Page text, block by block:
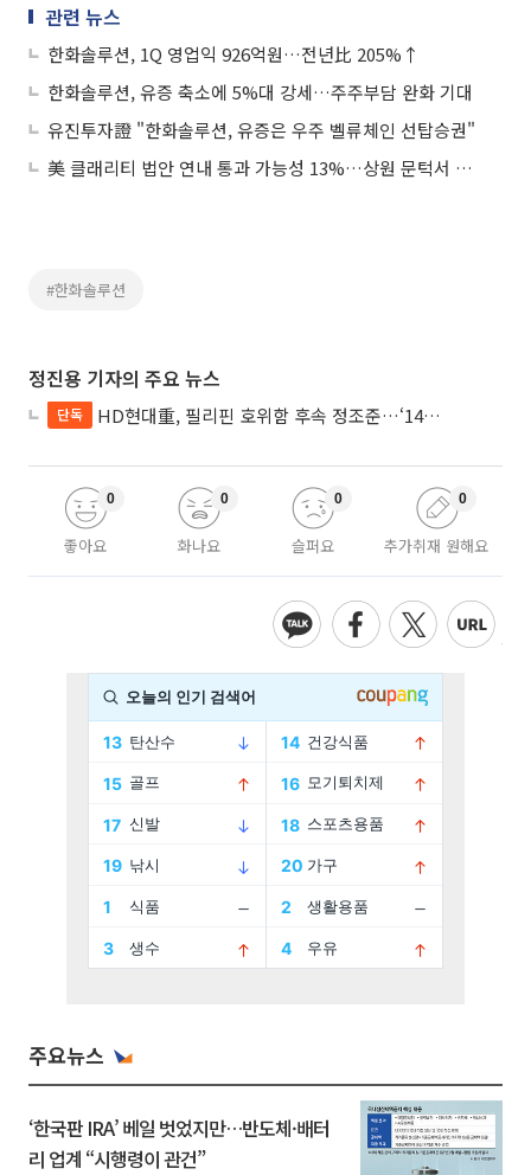
관련 뉴스
한화솔루션, 1Q 영업익 926억원…전년比 205%↑
한화솔루션, 유증 축소에 5%대 강세…주주부담 완화 기대
유진투자證 "한화솔루션, 유증은 우주 벨류체인 선탑승권"
美 클래리티 법안 연내 통과 가능성 13%…상원 문턱서 제동
#한화솔루션
정진용 기자의 주요 뉴스
단독 HD현대重, 필리핀 호위함 후속 정조준…‘14척+α’ 싹쓸이 노린다
좋아요
0
화나요
0
슬퍼요
0
추가취재 원해요
0
주요뉴스
‘한국판 IRA’ 베일 벗었지만…반도체·배터
리 업계 “시행령이 관건”